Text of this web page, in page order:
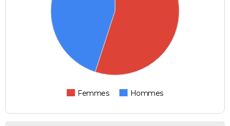
Femmes Hommes